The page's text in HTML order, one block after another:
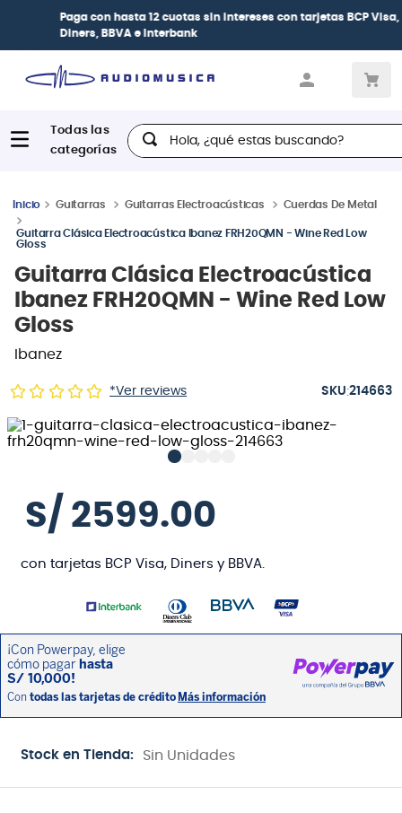
Paga conhasta 12 cuotas sin interesescon tarjetas BCP Visa,
Diners, BBVA e Interbank
Hola, ¿qué estas buscando?
Guitarras Guitarras Electroacústicas Cuerdas De Metal
Guitarra Clásica Electroacústica Ibanez FRH20QMN - Wine Red Low
Gloss
Guitarra Clásica Electroacústica
Ibanez FRH20QMN - Wine Red Low
Gloss
Ibanez
*Ver reviews :214663
S/ 2599.00
con tarjetas BCP Visa, Diners y BBVA.
Stock en Tienda: Sin Unidades